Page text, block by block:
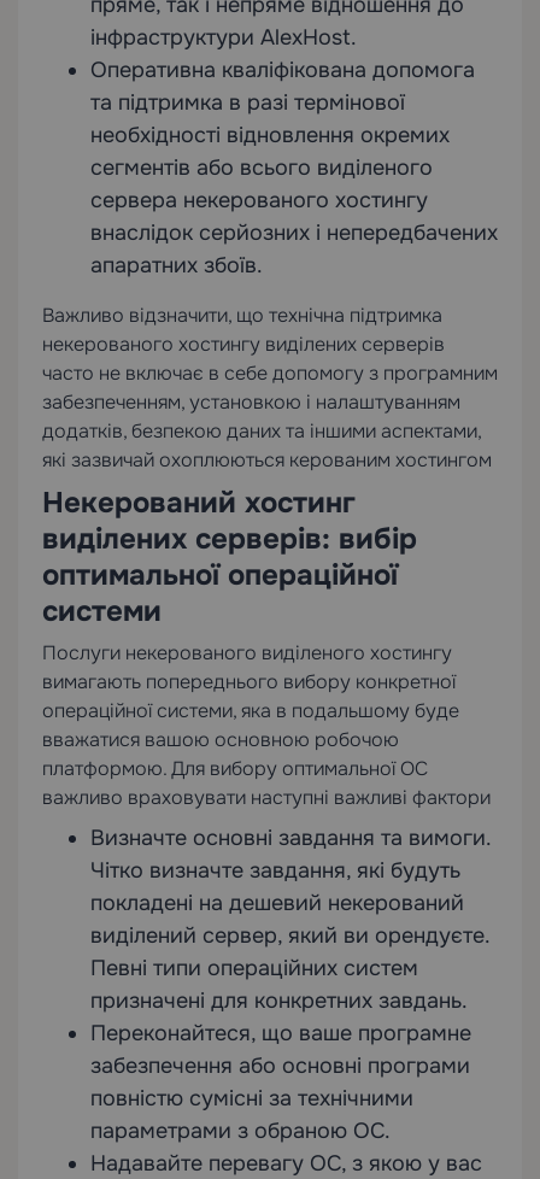
інфраструктури AlexHost.
Оперативна кваліфікована допомога
та підтримка в разі термінової
необхідності відновлення окремих
сегментів або всього виділеного
сервера некерованого хостингу
внаслідок серйозних і непередбачених
апаратних збоїв.
Важливо відзначити, що технічна підтримка
некерованого хостингу виділених серверів
часто не включає в себе допомогу з програмним
забезпеченням, установкою і налаштуванням
додатків, безпекою даних та іншими аспектами,
які зазвичай охоплюються керованим хостингом
Некерований хостинг
виділених серверів: вибір
оптимальної операційної
системи
Послуги некерованого виділеного хостингу
вимагають попереднього вибору конкретної
операційної системи, яка в подальшому буде
вважатися вашою основною робочою
платформою. Для вибору оптимальної ОС
важливо враховувати наступні важливі фактори
Визначте основні завдання та вимоги.
Чітко визначте завдання, які будуть
покладені на дешевий некерований
виділений сервер, який ви орендуєте.
Певні типи операційних систем
призначені для конкретних завдань.
Переконайтеся, що ваше програмне
забезпечення або основні програми
повністю сумісні за технічними
параметрами з обраною ОС.
Надавайте перевагу ОС, з якою у вас